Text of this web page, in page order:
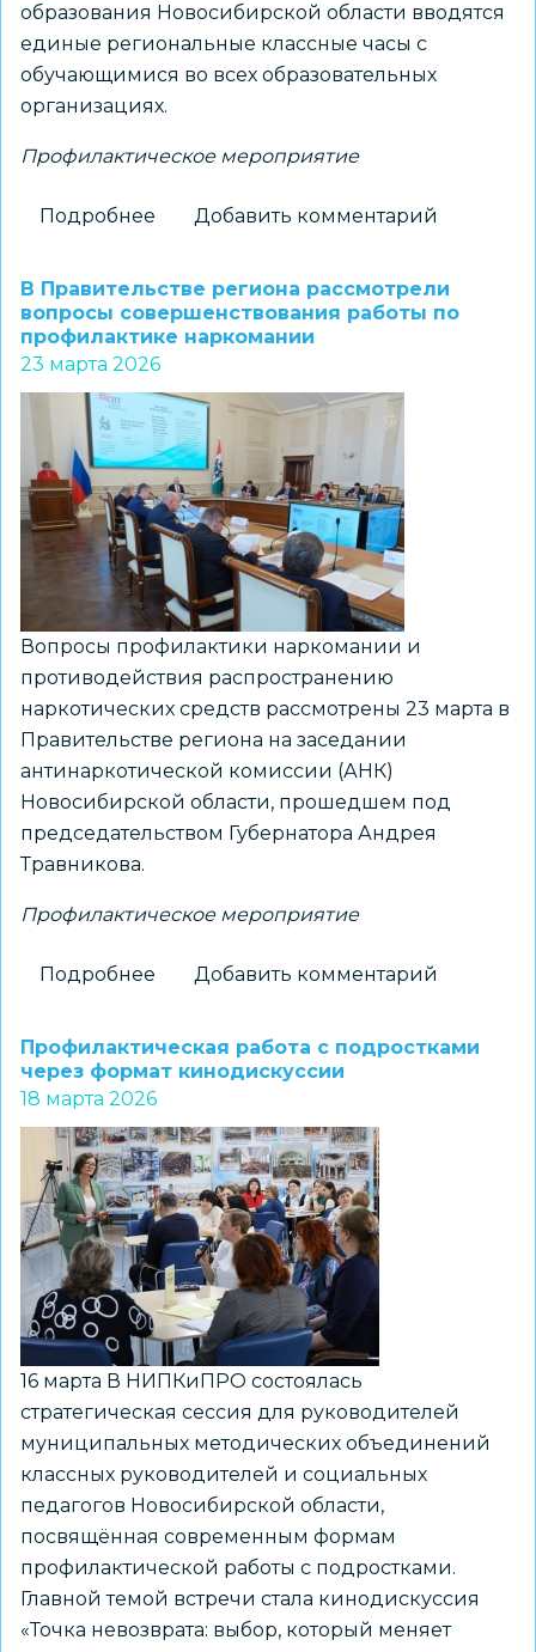
образования Новосибирской области вводятся
единые региональные классные часы с
обучающимися во всех образовательных
организациях.
Профилактическое мероприятие
Подробнее
час
по
профилактике
противоправного
поведения
пройдет
во
всех
школах
региона
Добавить комментарий
В Правительстве региона рассмотрели
вопросы совершенствования работы по
профилактике наркомании
23 марта 2026
Вопросы профилактики наркомании и
противодействия распространению
наркотических средств рассмотрены 23 марта в
Правительстве региона на заседании
антинаркотической комиссии (АНК)
Новосибирской области, прошедшем под
председательством Губернатора Андрея
Травникова.
Профилактическое мероприятие
Подробнее
Правительстве
региона
рассмотрели
вопросы
совершенствования
работы
по
профилактике
наркомании
Добавить комментарий
Профилактическая работа с подростками
через формат кинодискуссии
18 марта 2026
16 марта В НИПКиПРО состоялась
стратегическая сессия для руководителей
муниципальных методических объединений
классных руководителей и социальных
педагогов Новосибирской области,
посвящённая современным формам
профилактической работы с подростками.
Главной темой встречи стала кинодискуссия
«Точка невозврата: выбор, который меняет